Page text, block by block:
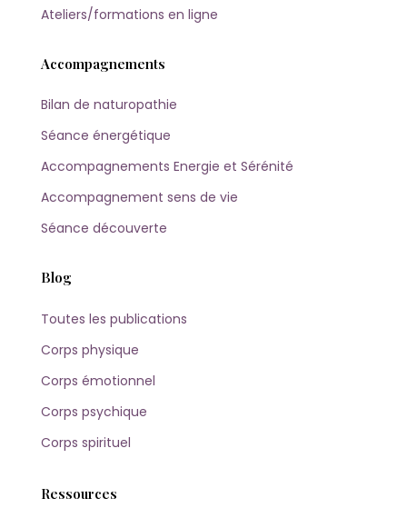
Ateliers/formations en ligne
Accompagnements
Bilan de naturopathie
Séance énergétique
Accompagnements Energie et Sérénité
Accompagnement sens de vie
Séance découverte
Blog
Toutes les publications
Corps physique
Corps émotionnel
Corps psychique
Corps spirituel
Ressources